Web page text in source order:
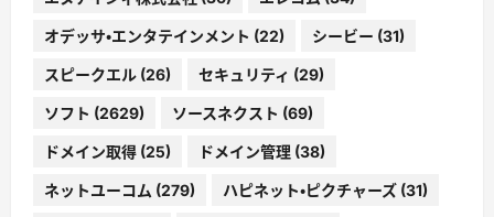
オデッサ・エンタテインメント (22) シービー (31)
スピークエル (26) セキュリティ (29)
ソフト (2629) ソースネクスト (69)
ドメイン取得 (25) ドメイン管理 (38)
ネットユーコム (279) ハピネット・ピクチャーズ (31)